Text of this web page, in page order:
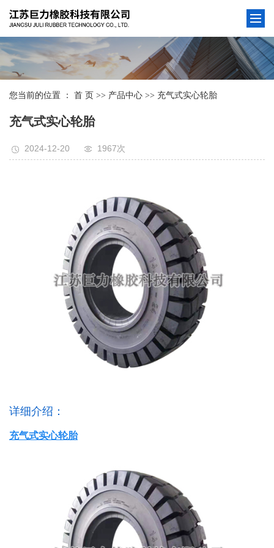
您当前的位置 ： 首 页 >> 产品中心 >> 充气式实心轮胎
充气式实心轮胎
2024-12-20 1967次
详细介绍：
充气式实心轮胎